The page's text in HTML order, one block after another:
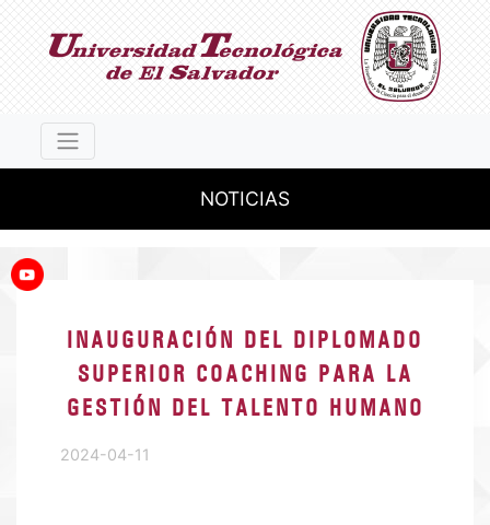
NOTICIAS
INAUGURACIÓN DEL DIPLOMADO
SUPERIOR COACHING PARA LA
GESTIÓN DEL TALENTO HUMANO
2024-04-11